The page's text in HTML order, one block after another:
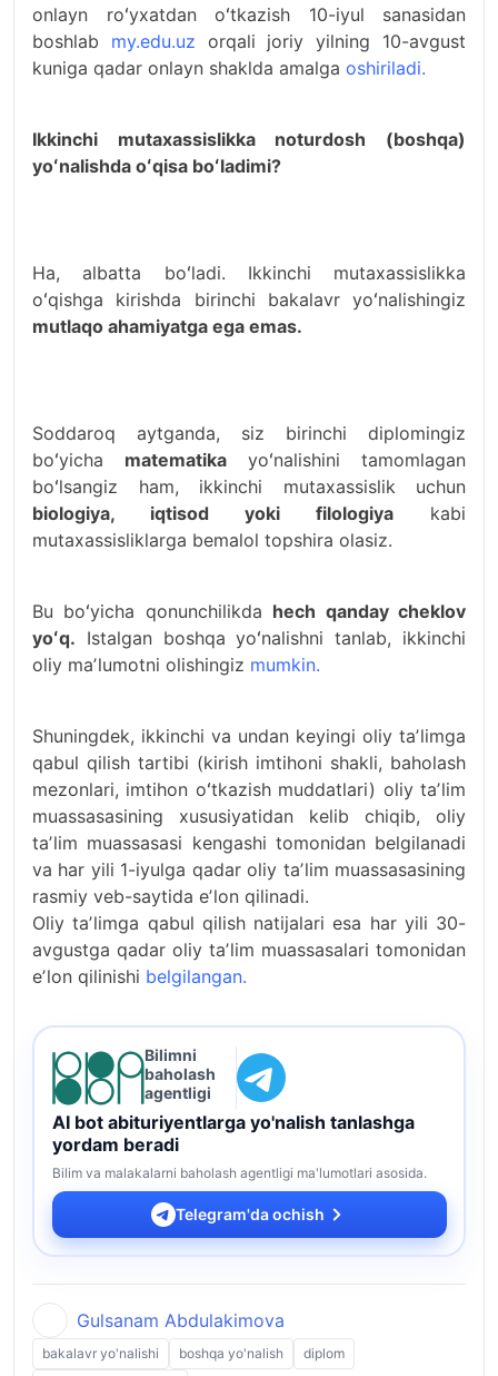
onlayn roʻyxatdan oʻtkazish 10-iyul sanasidan
boshlab my.edu.uz orqali joriy yilning 10-avgust
kuniga qadar onlayn shaklda amalga oshiriladi.
Ikkinchi mutaxassislikka noturdosh (boshqa)
yoʻnalishda oʻqisa boʻladimi?
Ha, albatta boʻladi. Ikkinchi mutaxassislikka
oʻqishga kirishda birinchi bakalavr yoʻnalishingiz
mutlaqo ahamiyatga ega emas.
Soddaroq aytganda, siz birinchi diplomingiz
boʻyicha matematika yoʻnalishini tamomlagan
boʻlsangiz ham, ikkinchi mutaxassislik uchun
biologiya, iqtisod yoki filologiya kabi
mutaxassisliklarga bemalol topshira olasiz.
Bu boʻyicha qonunchilikda hech qanday cheklov
yoʻq. Istalgan boshqa yoʻnalishni tanlab, ikkinchi
oliy maʼlumotni olishingiz mumkin.
Shuningdek, ikkinchi va undan keyingi oliy taʼlimga
qabul qilish tartibi (kirish imtihoni shakli, baholash
mezonlari, imtihon oʻtkazish muddatlari) oliy taʼlim
muassasasining xususiyatidan kelib chiqib, oliy
taʼlim muassasasi kengashi tomonidan belgilanadi
va har yili 1-iyulga qadar oliy taʼlim muassasasining
rasmiy veb-saytida eʼlon qilinadi.
Oliy taʼlimga qabul qilish natijalari esa har yili 30-
avgustga qadar oliy taʼlim muassasalari tomonidan
eʼlon qilinishi belgilangan.
Bilimni
baholash
agentligi
AI bot abituriyentlarga yo'nalish tanlashga
yordam beradi
Bilim va malakalarni baholash agentligi ma'lumotlari asosida.
Telegram'da ochish
Gulsanam Abdulakimova
bakalavr yo'nalishi boshqa yo'nalish diplom